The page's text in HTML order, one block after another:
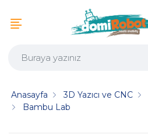
Anasayfa 3D Yazıcı ve CNC
Bambu Lab